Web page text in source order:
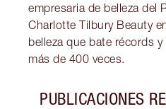
empresaria de belleza del
Charlotte Tilbury Beauty
belleza que bate récords
más de 400 veces.
PUBLICACIONES